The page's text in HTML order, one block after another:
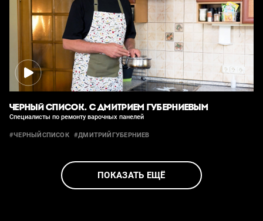
ЧЕРНЫЙ СПИСОК. С ДМИТРИЕМ ГУБЕРНИЕВЫМ
Специалисты по ремонту варочных панелей
#ЧЕРНЫЙСПИСОК #ДМИТРИЙГУБЕРНИЕВ
ПОКАЗАТЬ ЕЩЁ